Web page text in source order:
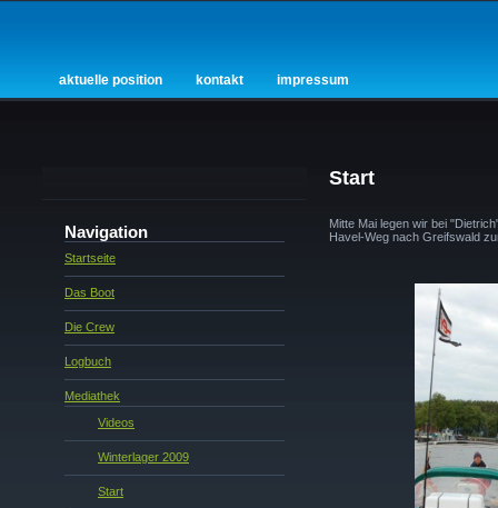
aktuelle position kontakt impressum
Navigation
Startseite
Das Boot
Die Crew
Logbuch
Mediathek
Videos
Winterlager 2009
Start
Start
Mitte Mai legen wir bei
Havel-Weg nach Greifswald